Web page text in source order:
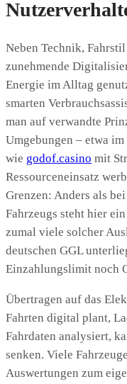
Neben Technik,
zunehmende
Energie im Alltag
smarten
man auf verwandte
Umgebungen – etwa
wie godof.casino mit
Ressourceneinsatz
Grenzen: Anders als
Fahrzeugs steht hier
zumal viele solcher
deutschen GGL
Einzahlungslimit noch
Übertragen auf das
Fahrten digital plant,
Fahrdaten analysiert,
senken. Viele
Auswertungen zum